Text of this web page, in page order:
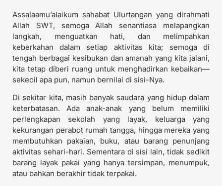
Assalaamu’alaikum sahabat Ulurtangan yang dirahmati
Allah SWT, semoga Allah senantiasa melapangkan
langkah, menguatkan hati, dan melimpahkan
keberkahan dalam setiap aktivitas kita; semoga di
tengah berbagai kesibukan dan amanah yang kita jalani,
kita tetap diberi ruang untuk menghadirkan kebaikan—
sekecil apa pun, namun bernilai di sisi-Nya.
Di sekitar kita, masih banyak saudara yang hidup dalam
keterbatasan. Ada anak-anak yang belum memiliki
perlengkapan sekolah yang layak, keluarga yang
kekurangan perabot rumah tangga, hingga mereka yang
membutuhkan pakaian, buku, atau barang penunjang
aktivitas sehari-hari. Sementara di sisi lain, tidak sedikit
barang layak pakai yang hanya tersimpan, menumpuk,
atau bahkan berakhir tidak terpakai.